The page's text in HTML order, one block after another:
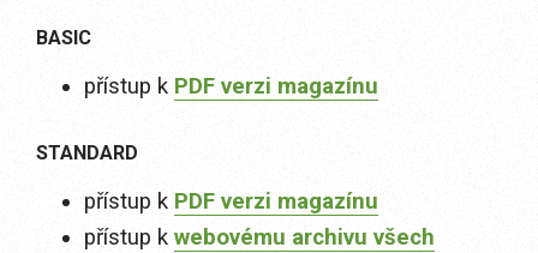
BASIC
přístup k PDF verzi magazínu
STANDARD
přístup k PDF verzi magazínu
přístup k webovému archivu všech